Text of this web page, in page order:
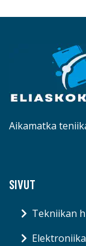
Aikamatka
SIVUT
Tekniikan